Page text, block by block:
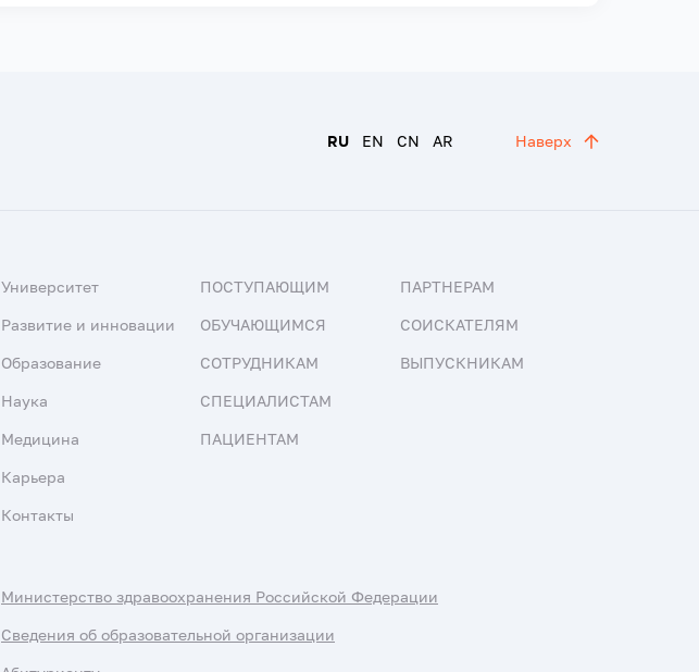
RU EN CN AR Наверх
Университет
Развитие и инновации
Образование
Наука
Медицина
Карьера
Контакты
ПОСТУПАЮЩИМ
ОБУЧАЮЩИМСЯ
СОТРУДНИКАМ
СПЕЦИАЛИСТАМ
ПАЦИЕНТАМ
ПАРТНЕРАМ
СОИСКАТЕЛЯМ
ВЫПУСКНИКАМ
Министерство здравоохранения Российской Федерации
Сведения об образовательной организации